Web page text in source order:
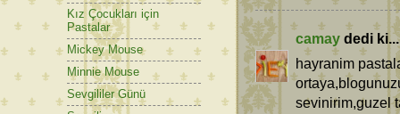
camay dedi ki...
hayranim
sevinirim,guzel
Kız Çocukları için
Pastalar
Mickey Mouse
Minnie Mouse
Sevgililer Günü